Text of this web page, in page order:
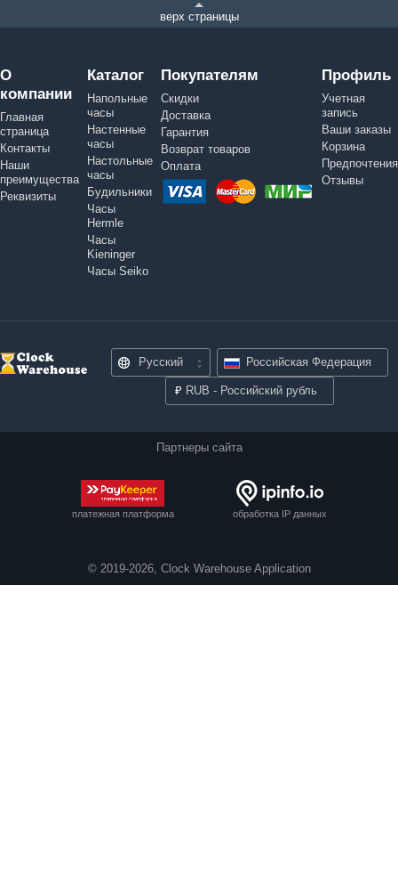
верх страницы
О
компании
Главная
страница
Контакты
Наши
преимущества
Реквизиты
Каталог
Напольные
часы
Настенные
часы
Настольные
часы
Будильники
Часы
Hermle
Часы
Kieninger
Часы Seiko
Покупателям
Скидки
Доставка
Гарантия
Возврат товаров
Оплата
Профиль
Учетная
запись
Ваши заказы
Корзина
Предпочтения
Отзывы
Русский Российская Федерация
₽ RUB - Российский рубль
Партнеры сайта
платежная платформа обработка IP данных
© 2019-2026, Clock Warehouse Application